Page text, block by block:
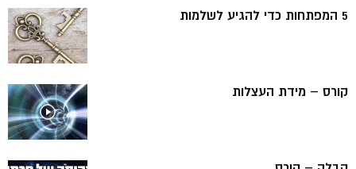
5 המפתחות כדי להגיע לשלמות
קורס – מידת העצלות